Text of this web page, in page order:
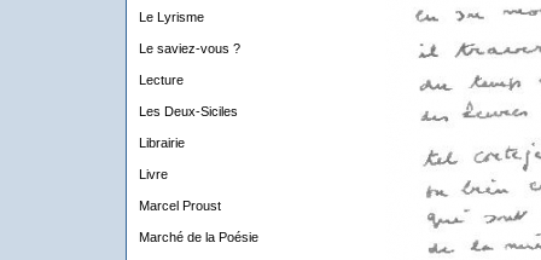
Le Lyrisme
Le saviez-vous ?
Lecture
Les Deux-Siciles
Librairie
Livre
Marcel Proust
Marché de la Poésie